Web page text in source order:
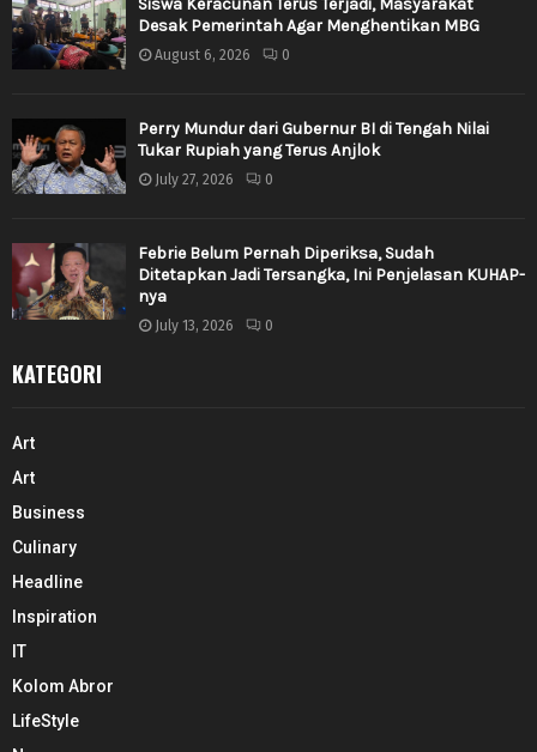
Desak Pemerintah Agar Menghentikan MBG
August 6, 2026 0
Perry Mundur dari Gubernur BI di Tengah Nilai
Tukar Rupiah yang Terus Anjlok
July 27, 2026 0
Febrie Belum Pernah Diperiksa, Sudah
Ditetapkan Jadi Tersangka, Ini Penjelasan KUHAP-
nya
July 13, 2026 0
KATEGORI
Art
Art
Business
Culinary
Headline
Inspiration
IT
Kolom Abror
LifeStyle